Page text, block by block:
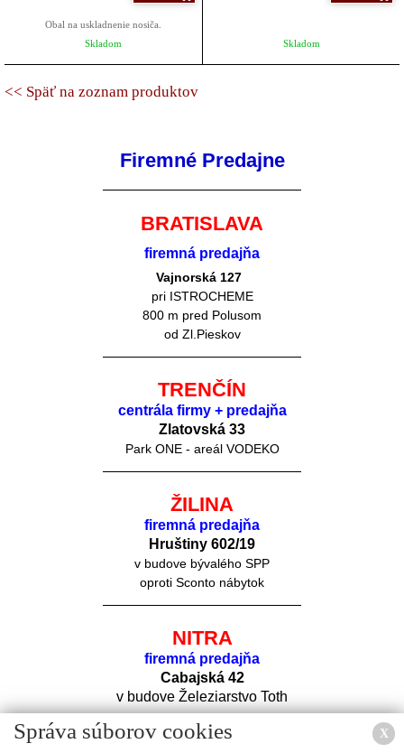
Obal na uskladnenie nosiča.
Skladom
Skladom
<< Späť na zoznam produktov
Firemné Predajne
BRATISLAVA
firemná predajňa
Vajnorská 127
pri ISTROCHEME
800 m pred Polusom
od Zl.Pieskov
TRENČÍN
centrála firmy + predajňa
Zlatovská 33
Park ONE - areál VODEKO
ŽILINA
firemná predajňa
Hruštiny 602/19
v budove bývalého SPP
oproti Sconto nábytok
NITRA
firemná predajňa
Cabajská 42
v budove Železiarstvo Toth
X
Správa súborov cookies